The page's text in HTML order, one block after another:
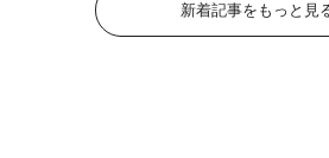
新着記事をもっと見